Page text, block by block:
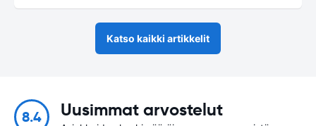
Katso kaikki artikkelit
8.4 Uusimmat arvostelut